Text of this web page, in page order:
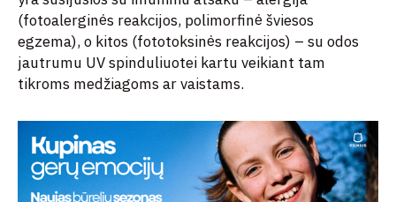
(fotoalerginės reakcijos, polimorfinė šviesos
egzema), o kitos (fototoksinės reakcijos) – su odos
jautrumu UV spinduliuotei kartu veikiant tam
tikroms medžiagoms ar vaistams.